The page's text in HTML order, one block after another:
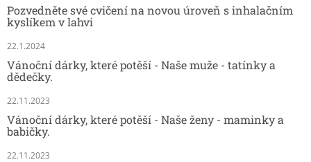
Pozvedněte své cvičení na novou úroveň s inhalačním
kyslíkem v lahvi
22.1.2024
Vánoční dárky, které potěší - Naše muže - tatínky a
dědečky.
22.11.2023
Vánoční dárky, které potěší - Naše ženy - maminky a
babičky.
22.11.2023